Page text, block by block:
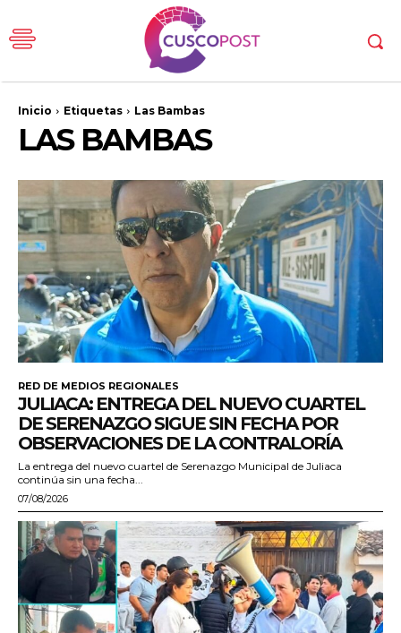
Inicio Etiquetas Las Bambas
LAS BAMBAS
RED DE MEDIOS REGIONALES
JULIACA: ENTREGA DEL NUEVO CUARTEL
DE SERENAZGO SIGUE SIN FECHA POR
OBSERVACIONES DE LA CONTRALORÍA
La entrega del nuevo cuartel de Serenazgo Municipal de Juliaca
continúa sin una fecha...
07/08/2026